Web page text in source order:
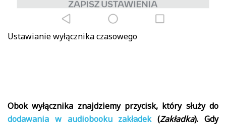
Ustawianie wyłącznika czasowego
Obok wyłącznika znajdziemy przycisk, który służy do
dodawania w audiobooku zakładek(Zakładka). Gdy